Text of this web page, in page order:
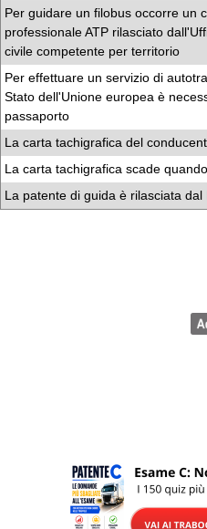
Per guidare un filobus occorre un
professionale ATP rilasciato
civile competente per territorio
Per effettuare un servizio di
Stato dell'Unione europea è
passaporto
La carta tachigrafica del
La carta tachigrafica scade
La patente di guida è rilasciata dal